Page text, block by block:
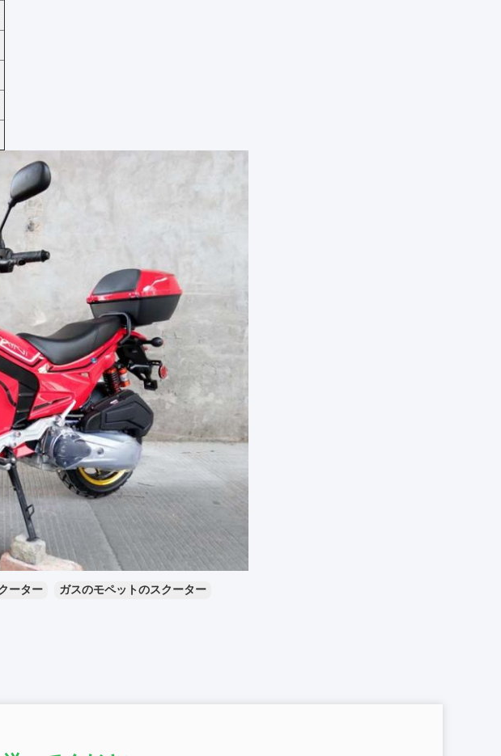
ーター ガスのモペットのスクーター